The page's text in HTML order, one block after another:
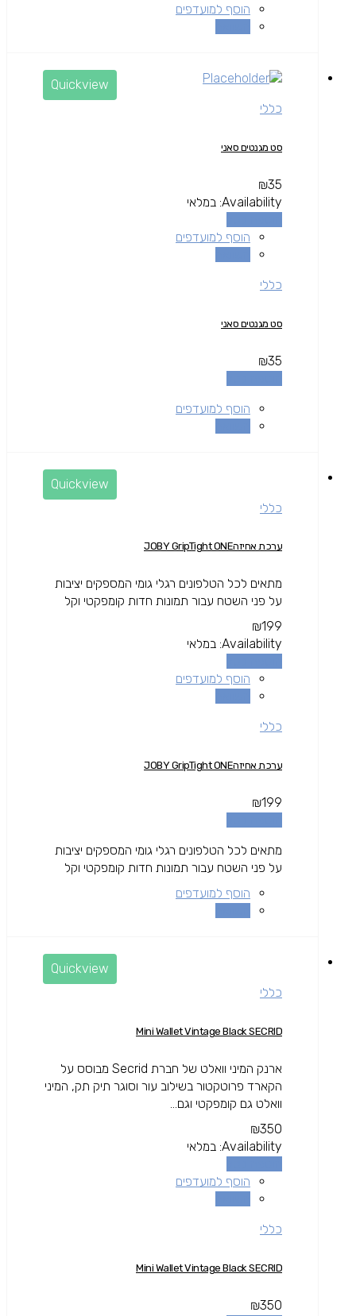
הוסף למועדפים
Quickview
כללי
סט מגנטים סאני
₪35
Availability: במלאי
הוסף למועדפים
כללי
סט מגנטים סאני
₪35
הוסף למועדפים
Quickview
כללי
ערכת אחיזהJOBY GripTight ONE
מתאים לכל הטלפונים רגלי גומי המספקים יציבות
על פני השטח עבור תמונות חדות קומפקטי וקל
₪199
Availability: במלאי
הוסף למועדפים
כללי
ערכת אחיזהJOBY GripTight ONE
₪199
מתאים לכל הטלפונים רגלי גומי המספקים יציבות
על פני השטח עבור תמונות חדות קומפקטי וקל
הוסף למועדפים
Quickview
כללי
Mini Wallet Vintage Black SECRID
ארנק המיני וואלט של חברת Secrid מבוסס על
הקארד פרוטקטור בשילוב עור וסוגר תיק תק, המיני
וואלט גם קומפקטי וגם...
₪350
Availability: במלאי
הוסף למועדפים
כללי
Mini Wallet Vintage Black SECRID
₪350